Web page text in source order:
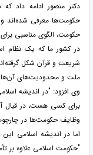
دکتر منصور ادامه داد
حکومت‌ها معرفی شده‌اند و
حکومت، الگوی مناسبی
در کشور ما که یک نظام
شریعت و قرآن شکل
ملت و محدودیت‌های آن‌ها
وی افزود: "در اندیشه
برای کسی هست، در قبال
وظایف حکومت‌ها در
اما در اندیشه اسلامی
"حکومت اسلامی علاوه بر